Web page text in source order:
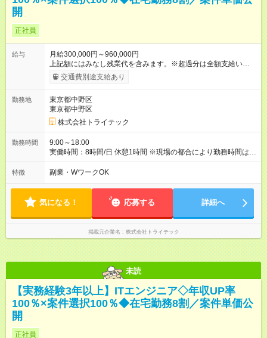
開
正社員
給与
月給300,000円～960,000円
上記額にはみなし残業代を含みます。※超過分は全額支給いたし
ます。 みなし残業代 45,975円／月 みなし残業時間 30時間／月
※経験・年齢・能力などを考慮のうえ、当社規定により決定しま
91％を誇る理由は、前給保証と昇給率10%以上を目標とした給
与改定を行っているから。案件単価、給与計算式もオープンに
しており、透明性のある給与体系が安心感を支えています。
★ 前職給与を保証！★ 実際に当社に転職したエンジニアが全
員、前職よりも収入をUPさせています！ 【試用期間】試用期間
あり 試用期間の長さ：6ヶ月 雇用形態、給与は本採用時と同じ
交通費別途支給あり
勤務地
東京都中野区
東京都中野区
株式会社トライテック
勤務時間
9:00～18:00
実働時間：8時間/日 休憩1時間 ※現場の都合により勤務時間は異
なります。 ※残業は平均で5～10時間ほどと少なめです。 ★ 理
想のワークライフバランスを実現 ★ 年間休日131日、副業OK
事もプライベートも両立できる環境が整っています。
特徴 副業・WワークOK
気になる！ 応募する 詳細へ
掲載元企業名 株式会社トライテック
未読
【実務経験3年以上】ITエンジニア◇年収UP率
100％×案件選択100％◆在宅勤務8割／案件単価公
開
正社員